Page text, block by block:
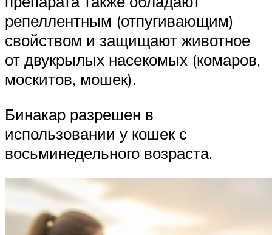
репеллентным (отпугивающим)
свойством и защищают животное
от двукрылых насекомых (комаров,
москитов, мошек).
Бинакар разрешен в
использовании у кошек с
восьминедельного возраста.